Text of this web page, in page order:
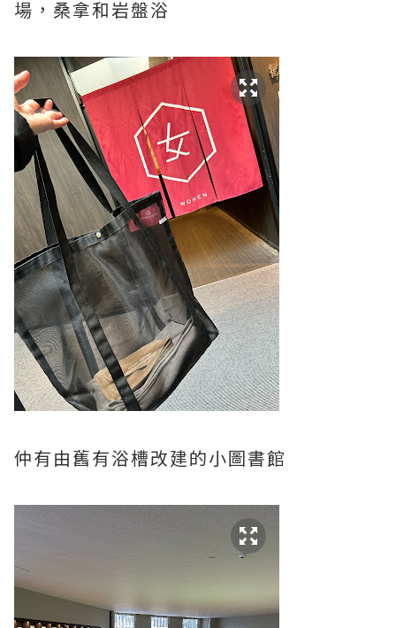
場，桑拿和岩盤浴
仲有由舊有浴槽改建的小圖書館